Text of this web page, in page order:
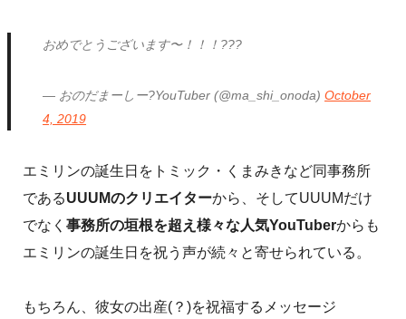
おめでとうございます〜！！！???
— おのだまーしー?YouTuber (@ma_shi_onoda)October
4, 2019
エミリンの誕生日をトミック・くまみきなど同事務所
であるUUUMのクリエイターから、そしてUUUMだけ
でなく 事務所の垣根を超え様々な人気YouTuberからも
エミリンの誕生日を祝う声が続々と寄せられている。
もちろん、彼女の出産(？)を祝福するメッセージ